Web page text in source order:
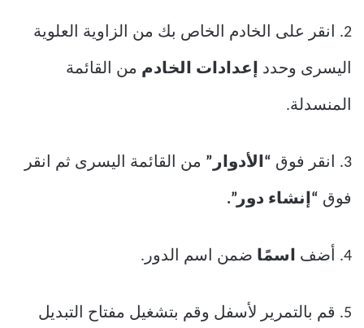
2. انقر على الخادم الخاص بك من الزاوية العلوية
اليسرى وحدد إعدادات الخادم من القائمة
المنسدلة.
3. انقر فوق “الأدوار” من القائمة اليسرى ثم انقر
فوق “إنشاء دور”.
4. أضف اسمًا ضمن اسم الدور.
5. قم بالتمرير لأسفل وقم بتشغيل مفتاح التبديل